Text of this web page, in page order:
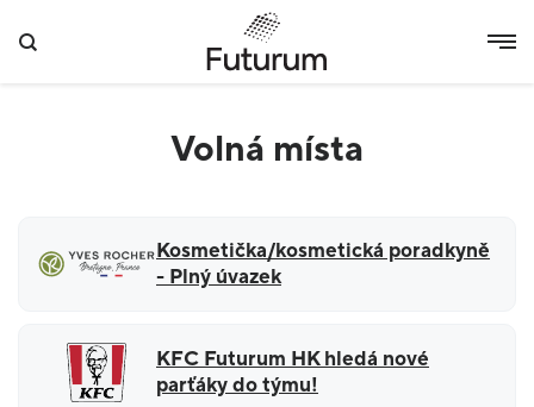
Volná místa
Kosmetička/kosmetická poradkyně
- Plný úvazek
KFC Futurum HK hledá nové
parťáky do týmu!